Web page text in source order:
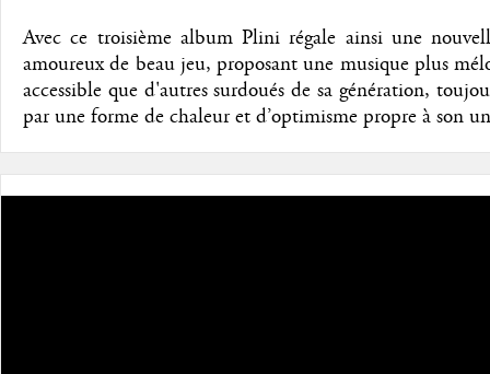
Avec ce troisième album Plini régale ainsi une
amoureux de beau jeu, proposant une musique plus
accessible que d'autres surdoués de sa génération,
par une forme de chaleur et d’optimisme propre à son